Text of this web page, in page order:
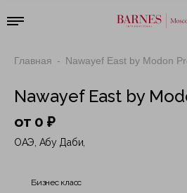
Главная Nawayef East by Modon
Nawayef East by
от 0 ₽
ОАЭ, Абу Даби,
Бизнес класс